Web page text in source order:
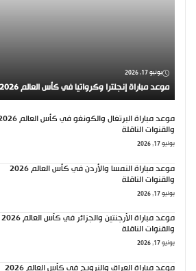
يونيو 17, 2026
موعد مباراة إنجلترا وكرواتيا في كأس العالم 2026 والقنوات الناقلة
موعد مباراة البرتغال والكونغو في كأس العالم 2026
والقنوات الناقلة
يونيو 17, 2026
موعد مباراة النمسا والأردن في كأس العالم 2026
والقنوات الناقلة
يونيو 17, 2026
موعد مباراة الأرجنتين والجزائر في كأس العالم 2026
والقنوات الناقلة
يونيو 17, 2026